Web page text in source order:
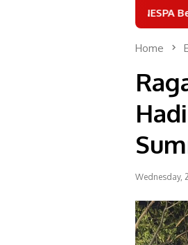
GANESPA Bersama
Home
Wednesday,